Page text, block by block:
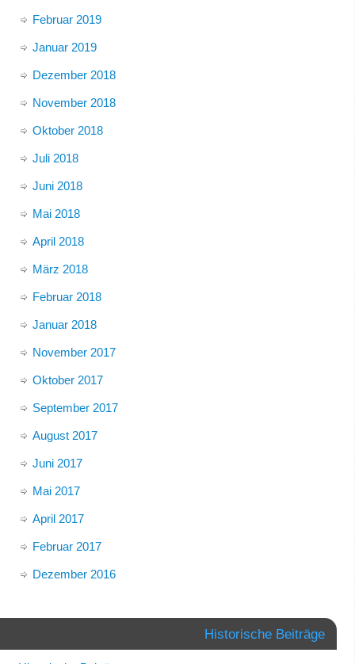
Februar 2019
Januar 2019
Dezember 2018
November 2018
Oktober 2018
Juli 2018
Juni 2018
Mai 2018
April 2018
März 2018
Februar 2018
Januar 2018
November 2017
Oktober 2017
September 2017
August 2017
Juni 2017
Mai 2017
April 2017
Februar 2017
Dezember 2016
Historische Beiträge